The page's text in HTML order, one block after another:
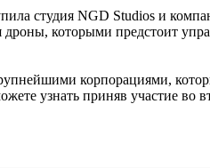
студия NGD Studios и
которыми предстоит
корпорациями,
узнать приняв участие во